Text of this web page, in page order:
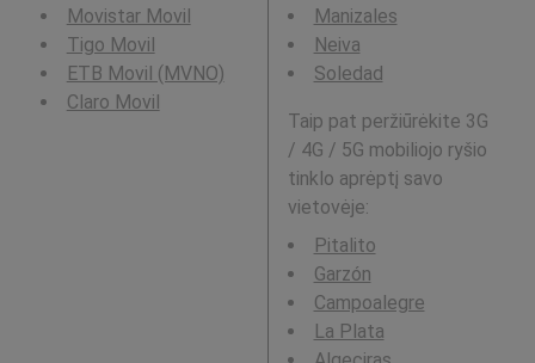
Movistar Movil
Tigo Movil
ETB Movil (MVNO)
Claro Movil
Manizales
Neiva
Soledad
Taip pat peržiūrėkite 3G
/ 4G / 5G mobiliojo ryšio
tinklo aprėptį savo
vietovėje:
Pitalito
Garzón
Campoalegre
La Plata